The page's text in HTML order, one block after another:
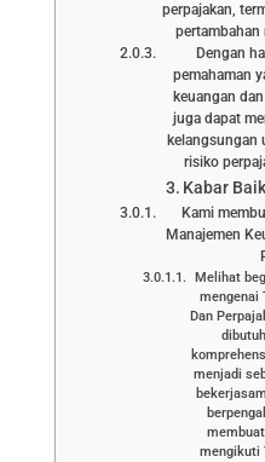
perpajakan,
pertambahan
Dengan
pemahaman
keuangan
juga dapat
kelangsungan
risiko
Kabar
Kami
Manajemen
Melihat
mengenai
Dan
menjadi
mengikuti